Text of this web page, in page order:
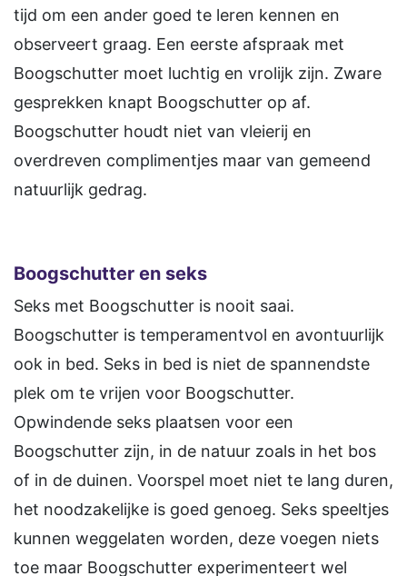
tijd om een ander goed te leren kennen en
observeert graag. Een eerste afspraak met
Boogschutter moet luchtig en vrolijk zijn. Zware
gesprekken knapt Boogschutter op af.
Boogschutter houdt niet van vleierij en
overdreven complimentjes maar van gemeend
natuurlijk gedrag.
Boogschutter en seks
Seks met Boogschutter is nooit saai.
Boogschutter is temperamentvol en avontuurlijk
ook in bed. Seks in bed is niet de spannendste
plek om te vrijen voor Boogschutter.
Opwindende seks plaatsen voor een
Boogschutter zijn, in de natuur zoals in het bos
of in de duinen. Voorspel moet niet te lang duren,
het noodzakelijke is goed genoeg. Seks speeltjes
kunnen weggelaten worden, deze voegen niets
toe maar Boogschutter experimenteert wel